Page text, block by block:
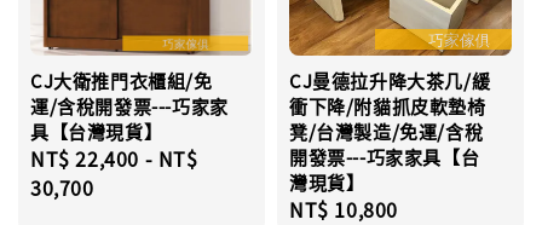
CJ大衛推門衣櫃組/免
運/含稅開發票---巧家家
具【台灣現貨】
Regular
price
NT$ 22,400 - NT$
30,700
CJ曼德拉升降大茶几/緩
衝下降/附貓抓皮軟墊椅
凳/台灣製造/免運/含稅
開發票---巧家家具【台
灣現貨】
Regular
NT$ 10,800